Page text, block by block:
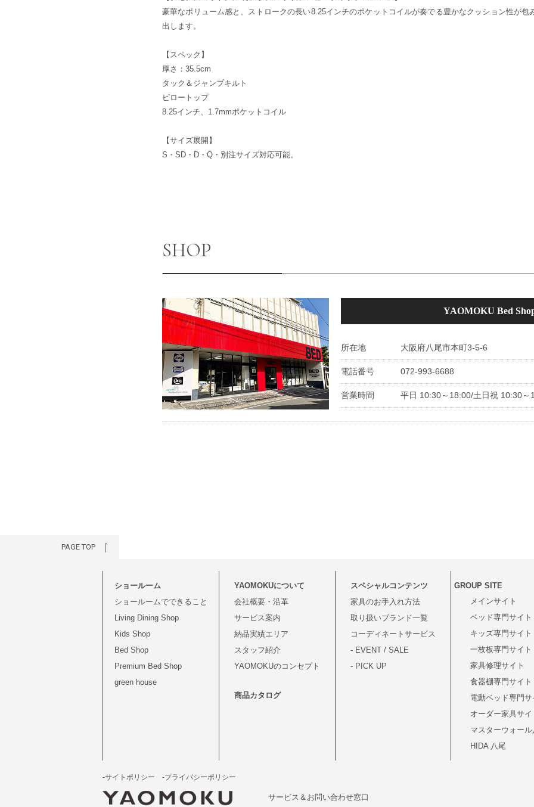
豪華なボリューム感と、ストロークの長い8.25インチのポケットコイルが奏でる豊かなクッション性が包
出します。
【スペック】
厚さ：35.5cm
タック＆ジャンプキルト
ピロートップ
8.25インチ、1.7mmポケットコイル
【サイズ展開】
S・SD・D・Q・別注サイズ対応可能。
SHOP
YAOMOKU Bed
所在地 大阪府八尾市本町3-5-6
電話番号 072-993-6688
営業時間 平日 10:30～18:00/土日祝 10:30～
ショールーム
ショールームでできること
Living Dining Shop
Kids Shop
Bed Shop
Premium Bed Shop
green house
YAOMOKUについて
会社概要・沿革
サービス案内
納品実績エリア
スタッフ紹介
YAOMOKUのコンセプト
商品カタログ
スペシャルコンテンツ
家具のお手入れ方法
取り扱いブランド一覧
コーディネートサービス
- EVENT / SALE
- PICK UP
GROUP SITE
メインサイト
ベッド専門サイト
キッズ専門サイト
一枚板専門サイト
家具修理サイト
食器棚専門サイト
電動ベッド専門サ
オーダー家具サイ
マスターウォール
HIDA 八尾
-サイトポリシー -プライバシーポリシー
サービス＆お問い合わせ窓口
PAGE TOP